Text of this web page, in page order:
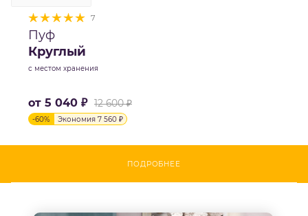
7
Пуф
Круглый
с местом хранения
от 5 040 ₽ 12 600 ₽
-60% Экономия 7 560 ₽
ПОДРОБНЕЕ